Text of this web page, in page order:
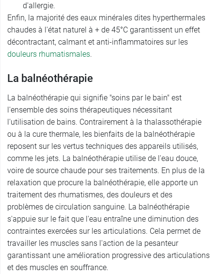
d'allergie.
Enfin, la majorité des eaux minérales dites hyperthermales
chaudes à l'état naturel à + de 45°C garantissent un effet
décontractant, calmant et anti-inflammatoires sur les
douleurs rhumatismales.
La balnéothérapie
La balnéothérapie qui signifie "soins par le bain" est
l'ensemble des soins thérapeutiques nécessitant
l'utilisation de bains. Contrairement à la thalassothérapie
ou à la cure thermale, les bienfaits de la balnéothérapie
reposent sur les vertus techniques des appareils utilisés,
comme les jets. La balnéothérapie utilise de l'eau douce,
voire de source chaude pour ses traitements. En plus de la
relaxation que procure la balnéothérapie, elle apporte un
traitement des rhumatismes, des douleurs et des
problèmes de circulation sanguine. La balnéothérapie
s'appuie sur le fait que l'eau entraîne une diminution des
contraintes exercées sur les articulations. Cela permet de
travailler les muscles sans l'action de la pesanteur
garantissant une amélioration progressive des articulations
et des muscles en souffrance.